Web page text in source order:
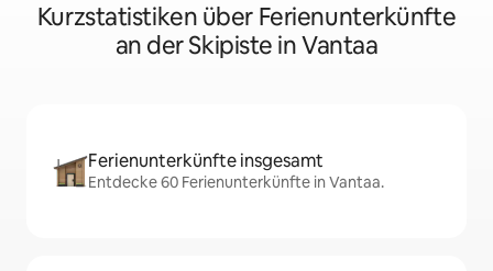
Kurzstatistiken über Ferienunterkünfte
an der Skipiste in Vantaa
Ferienunterkünfte insgesamt
Entdecke 60 Ferienunterkünfte in Vantaa.